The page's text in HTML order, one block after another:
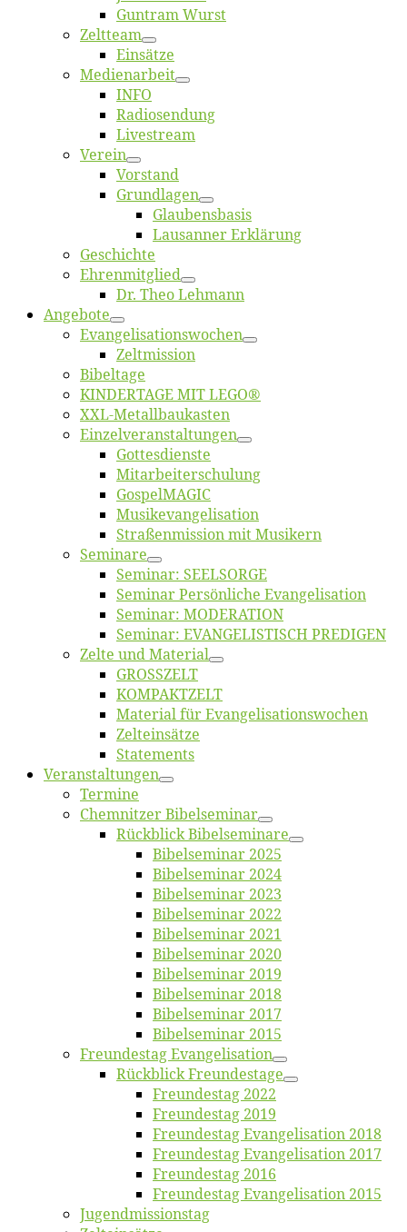
Gun­tram Wurst
Zelt­team
Ein­sät­ze
Me­di­en­ar­beit
INFO
Ra­dio­sen­dung
Live­stream
Ver­ein
Vor­stand
Grund­la­gen
Glaubens­ba­sis
Lausan­ner Erklärung
Ge­schich­te
Eh­ren­mit­glied
Dr. Theo Lehmann
An­ge­bo­te
Evangelisa­tions­wo­chen
Zelt­mis­si­on
Bi­bel­ta­ge
KINDERTAGE MIT LEGO®
XXL-Me­­tal­l­­bau­­kas­­ten
Einzelver­an­stal­tungen
Got­tes­diens­te
Mitarbeiter­schulung
Gos­pel­MA­GIC
Musikevan­ge­li­sa­tion
Straßenmis­sion mit Musikern
Se­mi­na­re
Se­mi­nar: SEELSORGE
Se­mi­nar Per­sön­li­che Evangelisation
Se­mi­nar: MODERATION
Se­mi­nar: EVANGELISTISCH PREDIGEN
Zel­te und Material
GROSSZELT
KOMPAKTZELT
Ma­te­ri­al für Evangelisationswochen
Zelt­ein­sät­ze
State­ments
Ver­an­stal­tun­gen
Ter­mi­ne
Chemnit­zer Bibelseminar
Rück­blick Bibelseminare
Bi­bel­se­mi­nar 2025
Bi­bel­se­mi­nar 2024
Bi­bel­se­mi­nar 2023
Bi­bel­se­mi­nar 2022
Bi­bel­se­mi­nar 2021
Bi­bel­se­mi­nar 2020
Bi­bel­se­mi­nar 2019
Bi­bel­se­mi­nar 2018
Bibelsemi­nar 2017
Bibelsemi­nar 2015
Freun­des­tag Evangelisation
Rück­blick Freundestage
Freun­des­tag 2022
Freun­des­tag 2019
Freun­des­tag Evan­ge­li­sa­ti­on 2018
Freun­des­tag Evan­ge­li­sa­ti­on 2017
Freun­des­tag 2016
Freun­des­tag Evan­ge­li­sa­ti­on 2015
Jugend­mis­sions­tag